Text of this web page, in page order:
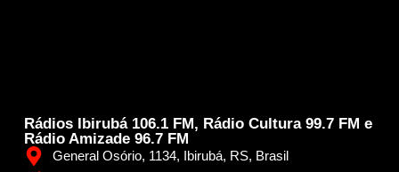
Rádios Ibirubá 106.1 FM, Rádio Cultura 99.7 FM e
Rádio Amizade 96.7 FM
General Osório, 1134, Ibirubá, RS, Brasil